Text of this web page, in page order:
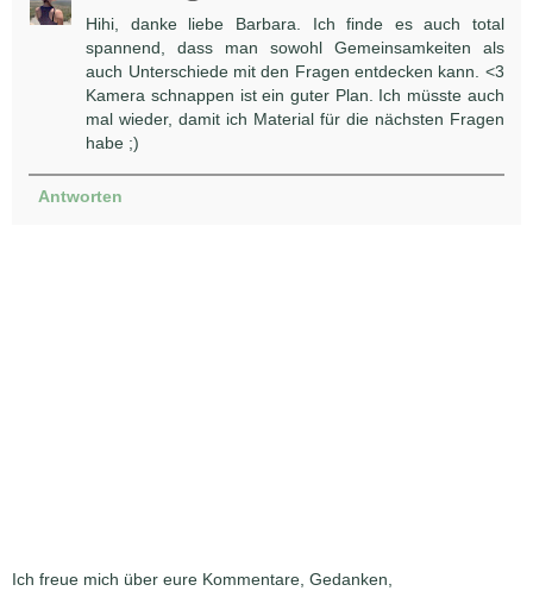
Hihi, danke liebe Barbara. Ich finde es auch total
spannend, dass man sowohl Gemeinsamkeiten als
auch Unterschiede mit den Fragen entdecken kann. <3
Kamera schnappen ist ein guter Plan. Ich müsste auch
mal wieder, damit ich Material für die nächsten Fragen
habe ;)
Antworten
Ich freue mich über eure Kommentare, Gedanken,